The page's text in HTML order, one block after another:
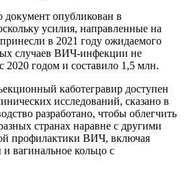
опубликован в
усилия, направленные на
в 2021 году ожидаемого
случаев ВИЧ-инфекции не
2020 годом и составило 1,5 млн.
каботегравир доступен
исследований, сказано в
разработано, чтобы облегчить
странах наравне с другими
профилактики ВИЧ, включая
вагинальное кольцо с